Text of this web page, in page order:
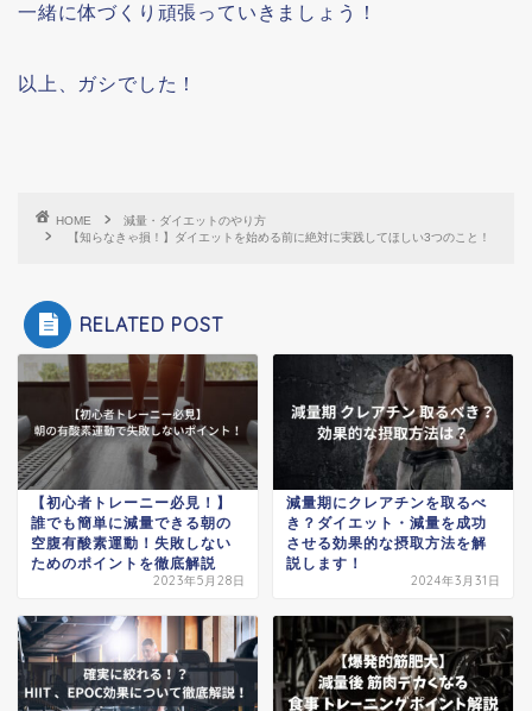
一緒に体づくり頑張っていきましょう！
以上、ガシでした！
HOME
減量・ダイエットのやり方
【知らなきゃ損！】ダイエットを始める前に絶対に実践してほしい3つのこと！
RELATED POST
【初心者トレーニー必見！】
誰でも簡単に減量できる朝の
空腹有酸素運動！失敗しない
ためのポイントを徹底解説
2023年5月28日
減量期にクレアチンを取るべ
き？ダイエット・減量を成功
させる効果的な摂取方法を解
説します！
2024年3月31日